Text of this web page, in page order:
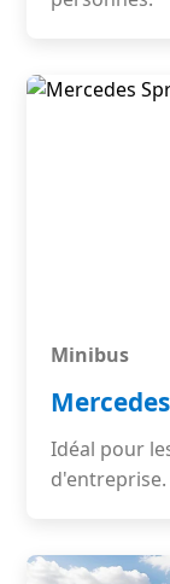
Minibus
Idéal pour
d'entreprise.